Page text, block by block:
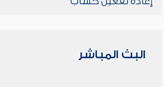
البث المباشر